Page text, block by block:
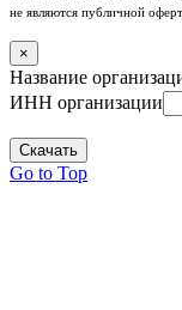
не являются публичной
×
Название
ИНН организации
Скачать
Go to Top